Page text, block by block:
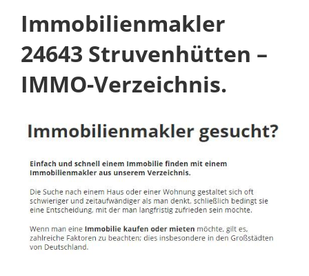
Immobilienmakler
24643 Struvenhütten –
IMMO-Verzeichnis.